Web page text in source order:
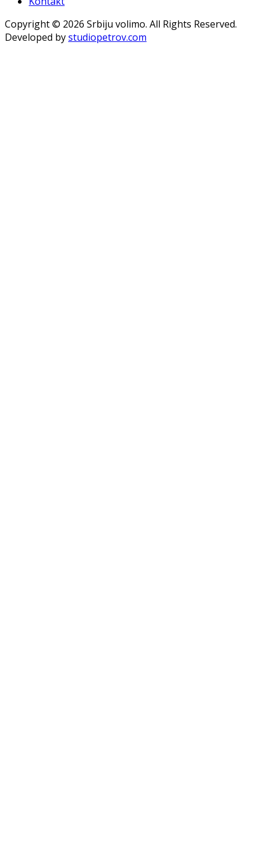
Copyright © 2026 Srbiju volimo. All Rights Reserved.
Developed bystudiopetrov.com